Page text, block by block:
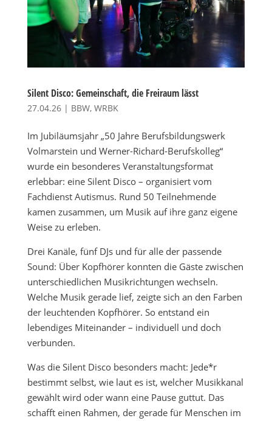
Silent Disco: Gemeinschaft, die Freiraum lässt
27.04.26| BBW, WRBK
Im Jubiläumsjahr „50 Jahre Berufsbildungswerk
Volmarstein und Werner-Richard-Berufskolleg“
wurde ein besonderes Veranstaltungsformat
erlebbar: eine Silent Disco – organisiert vom
Fachdienst Autismus. Rund 50 Teilnehmende
kamen zusammen, um Musik auf ihre ganz eigene
Weise zu erleben.
Drei Kanäle, fünf DJs und für alle der passende
Sound: Über Kopfhörer konnten die Gäste zwischen
unterschiedlichen Musikrichtungen wechseln.
Welche Musik gerade lief, zeigte sich an den Farben
der leuchtenden Kopfhörer. So entstand ein
lebendiges Miteinander – individuell und doch
verbunden.
Was die Silent Disco besonders macht: Jede*r
bestimmt selbst, wie laut es ist, welcher Musikkanal
gewählt wird oder wann eine Pause guttut. Das
schafft einen Rahmen, der gerade für Menschen im